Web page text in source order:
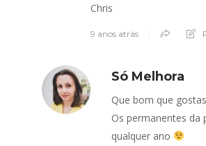
Chris
9 anos atrás
Só Melhora
Que bom que
Os permanentes da
qualquer ano